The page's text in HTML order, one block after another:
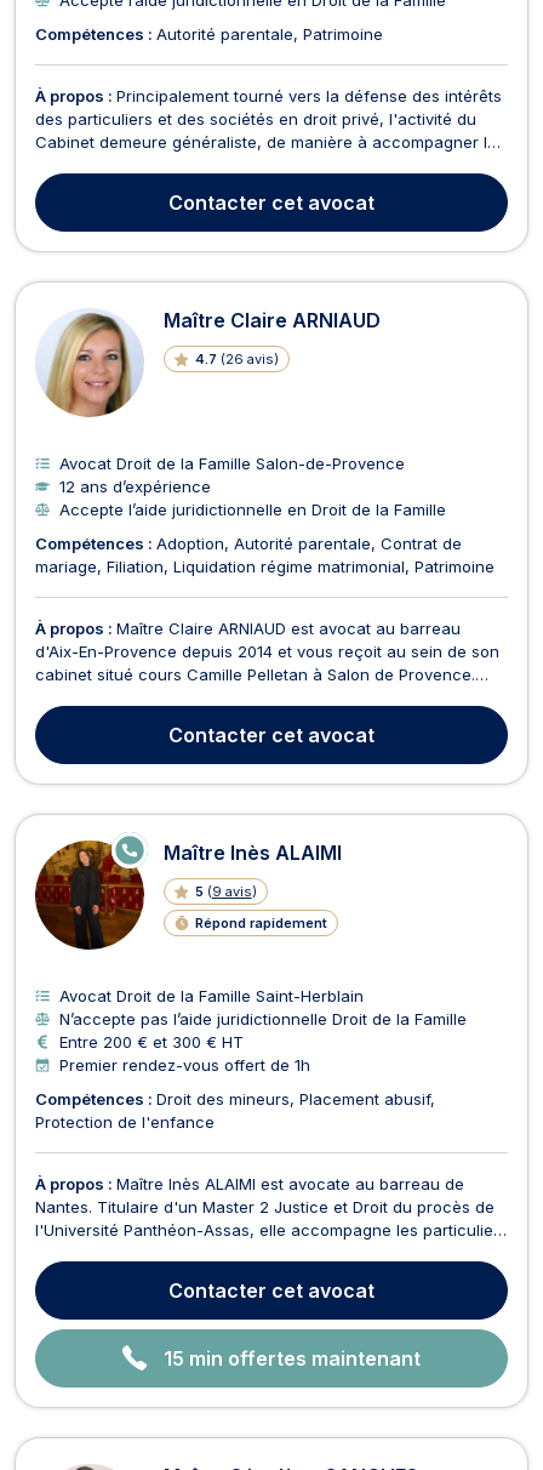
Compétences : Autorité parentale Patrimoine
À propos : Principalement tourné vers la défense des intérêts
des particuliers et des sociétés en droit privé, l'activité du
Cabinet demeure généraliste, de manière à accompagner les
des domaines, de la résolution des conflits de manière
amiable, ou par voie judiciaire, en ...
Contacter cet avocat
Maître Claire ARNIAUD
4.7 (26 avis)
Avocat Droit de la Famille Salon-de-Provence
12 ans d’expérience
Accepte l’aide juridictionnelle en Droit de la Famille
Compétences : Adoption Autorité parentale Contrat de
mariage Filiation Liquidation régime matrimonial Patrimoine
À propos : Maître Claire ARNIAUD est avocat au barreau
d'Aix-En-Provence depuis 2014 et vous reçoit au sein de son
cabinet situé cours Camille Pelletan à Salon de Provence.
droit civil et traite à ce titre toute problématique lié au droit
des personnes, au droit des obligatio...
Contacter cet avocat
Maître Inès ALAIMI
5 (9 avis)
Répond rapidement
E
N
LI
G
N
E
Avocat Droit de la Famille Saint-Herblain
N’accepte pas l’aide juridictionnelle Droit de la Famille
Entre 200 € et 300 € HT
Premier rendez-vous offert de 1h
Compétences : Droit des mineurs Placement abusif
Protection de l'enfance
À propos : Maître Inès ALAIMI est avocate au barreau de
Nantes. Titulaire d'un Master 2 Justice et Droit du procès de
l'Université Panthéon-Assas, elle accompagne les particuliers
l'écoute de ses clients, elle privilégie un accompagnement
personnalisé, fondé sur la disp...
Contacter cet avocat
15 min offertes maintenant